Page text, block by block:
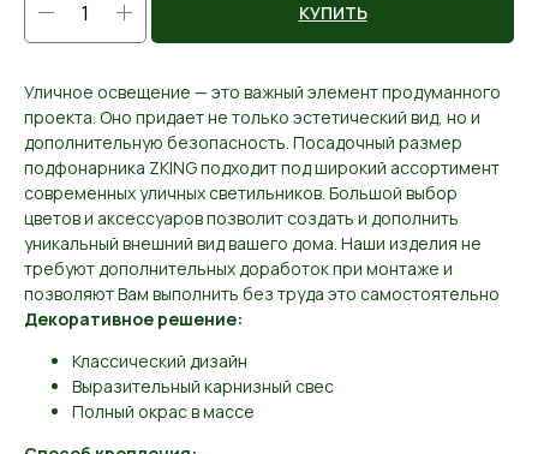
КУПИТЬ
Уличное освещение — это важный элемент продуманного
проекта. Оно придает не только эстетический вид, но и
дополнительную безопасность. Посадочный размер
подфонарника ZKING подходит под широкий ассортимент
современных уличных светильников. Большой выбор
цветов и аксессуаров позволит создать и дополнить
уникальный внешний вид вашего дома. Наши изделия не
требуют дополнительных доработок при монтаже и
позволяют Вам выполнить без труда это самостоятельно
Декоративное решение:
Классический дизайн
Выразительный карнизный свес
Полный окрас в массе